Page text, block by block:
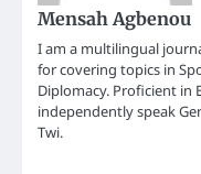
Mensah Agbenou
I am a multilingual
for covering topics in
Diplomacy. Proficient in
independently speak
Twi.